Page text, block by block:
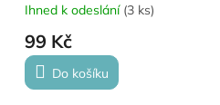
Průměrné
produktu
je
5,0
Ihned k odeslání (3 ks)
99 Kč
Do košíku